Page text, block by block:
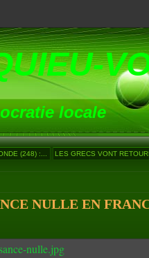
locale
(248) :... LES GRECS VONT
NULLE EN